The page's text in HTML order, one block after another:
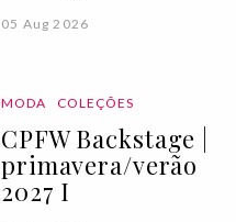
05 Aug 2026
MODA COLEÇÕES
CPFW Backstage |
primavera/verão
2027 I